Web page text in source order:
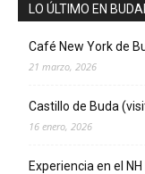
LO ÚLTIMO EN
Café New York de
21 marzo, 2026
Castillo de Buda
16 enero, 2026
Experiencia en el